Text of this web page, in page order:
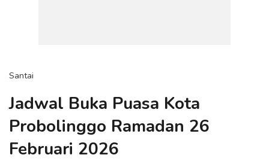
Santai
Jadwal Buka Puasa Kota
Probolinggo Ramadan 26
Februari 2026